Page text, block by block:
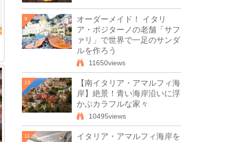
9
オーダーメイド！ イタリ
ア・ポジターノの老舗「サフ
ァリ」で世界で一足のサンダ
ルを作ろう
11650views
10
【南イタリア・アマルフィ海
岸】絶景！青い海岸沿いに浮
かぶカラフルな家々
10495views
11
イタリア・アマルフィ海岸を